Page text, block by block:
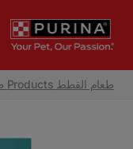
طعام القطط Products طعام